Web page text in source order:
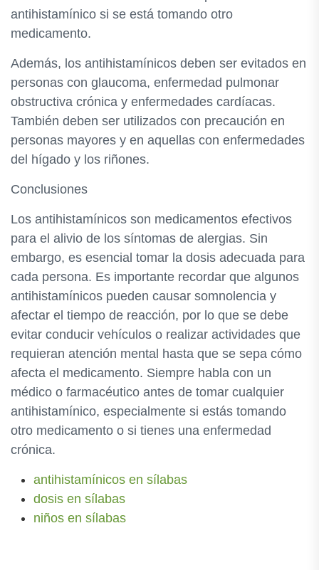
antihistamínico si se está tomando otro
medicamento.
Además, los antihistamínicos deben ser evitados en
personas con glaucoma, enfermedad pulmonar
obstructiva crónica y enfermedades cardíacas.
También deben ser utilizados con precaución en
personas mayores y en aquellas con enfermedades
del hígado y los riñones.
Conclusiones
Los antihistamínicos son medicamentos efectivos
para el alivio de los síntomas de alergias. Sin
embargo, es esencial tomar la dosis adecuada para
cada persona. Es importante recordar que algunos
antihistamínicos pueden causar somnolencia y
afectar el tiempo de reacción, por lo que se debe
evitar conducir vehículos o realizar actividades que
requieran atención mental hasta que se sepa cómo
afecta el medicamento. Siempre habla con un
médico o farmacéutico antes de tomar cualquier
antihistamínico, especialmente si estás tomando
otro medicamento o si tienes una enfermedad
crónica.
antihistamínicos en sílabas
dosis en sílabas
niños en sílabas